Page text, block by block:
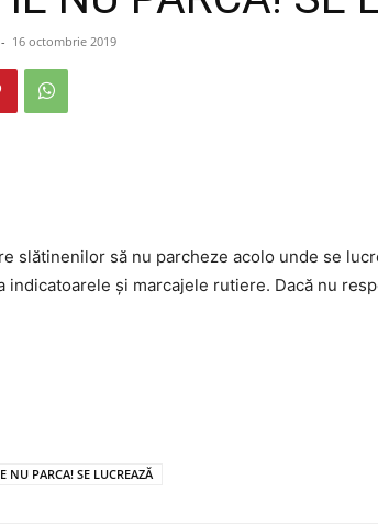
- 16 octombrie 2019
slătinenilor să nu parcheze acolo unde se
indicatoarele și marcajele rutiere. Dacă nu
NU PARCA! SE LUCREAZĂ